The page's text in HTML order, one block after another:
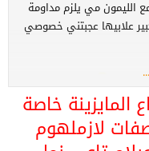
الليمون مي يلزم مداومة
علابيها عجبتني خصوصي
المايزينة خاصة
لازملهوم